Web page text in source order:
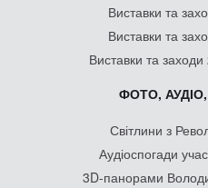
Виставки та
Виставки та
Виставки та
ФОТО, АУДІО,
Світлини з
Аудіоспогади
3D-панорами